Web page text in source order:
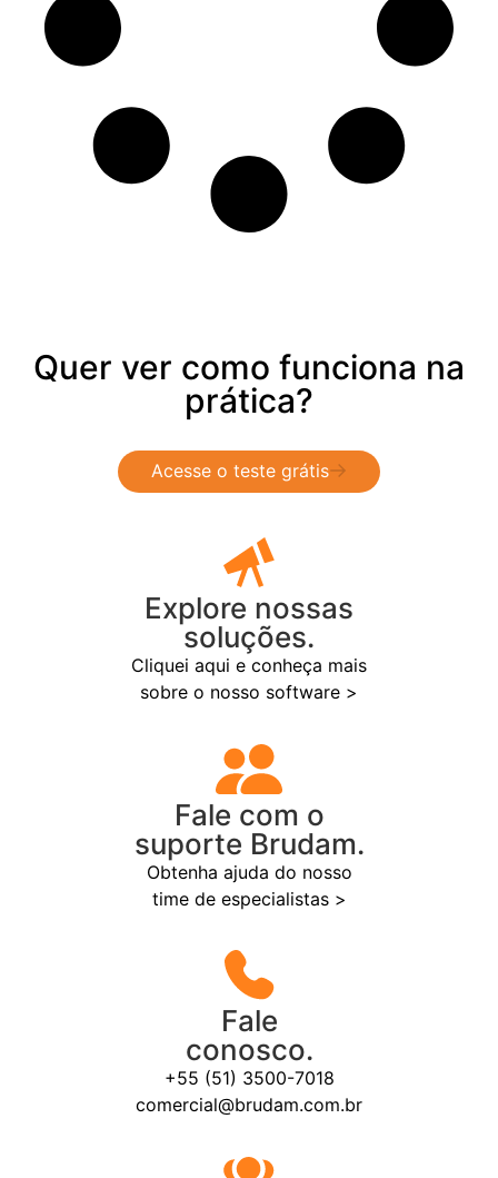
Quer ver como funciona na
prática?
Acesse o teste grátis
Explore nossas
soluções.
Cliquei aqui e conheça mais
sobre o nosso software >
Fale com o
suporte Brudam.
Obtenha ajuda do nosso
time de especialistas >
Fale
conosco.
+55 (51) 3500-7018
comercial@brudam.com.br